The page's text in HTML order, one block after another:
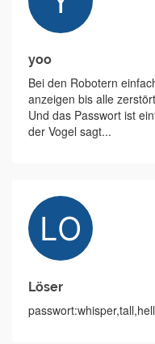
yoo
Bei den Robotern
anzeigen bis alle
Und das Passwort ist
der Vogel sagt...
Löser